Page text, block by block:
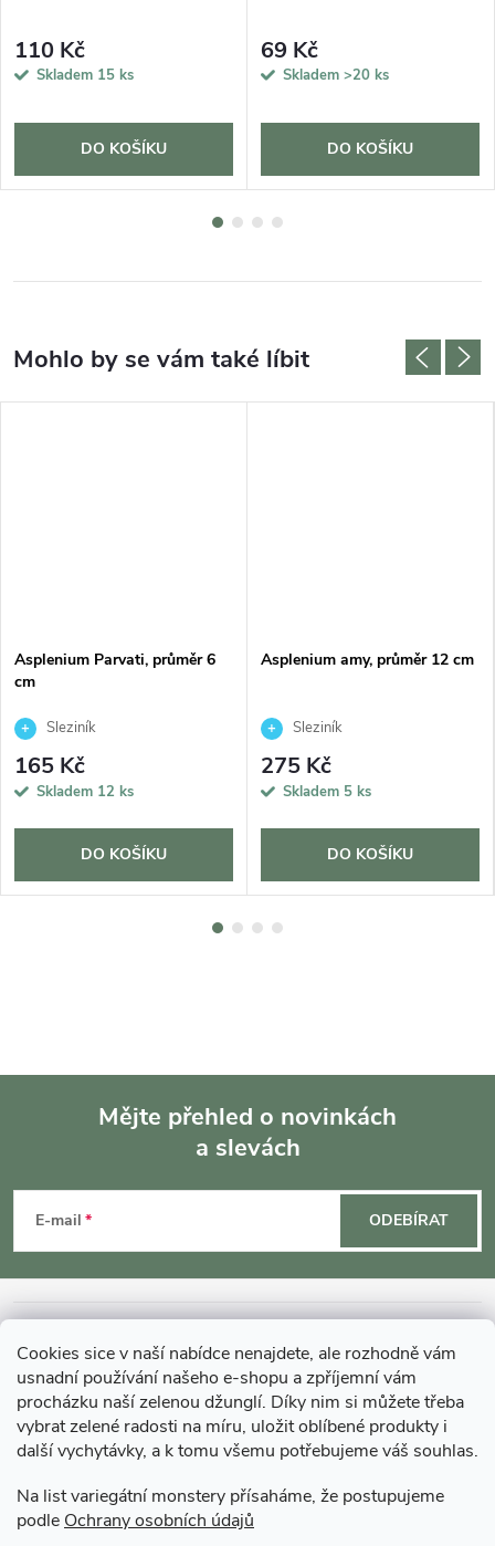
Cookies sice v naší nabídce nenajdete, ale rozhodně vám
usnadní používání našeho e-shopu a zpříjemní vám
procházku naší zelenou džunglí. Díky nim si můžete třeba
vybrat zelené radosti na míru, uložit oblíbené produkty i
další vychytávky, a k tomu všemu potřebujeme váš souhlas.
Na list variegátní monstery přísaháme, že postupujeme
podle Ochrany osobních údajů
110 Kč
Skladem 15 ks
DO KOŠÍKU
69 Kč
Skladem >20 ks
DO KOŠÍKU
Asplenium Parvati, průměr 6
cm
Sleziník
165 Kč
Skladem 12 ks
DO KOŠÍKU
Asplenium amy, průměr 12 cm
Sleziník
275 Kč
Skladem 5 ks
DO KOŠÍKU
p
a
Mějte přehled o novinkách
a slevách
E-mail ODEBÍRAT
MOHLO BY VÁS ZAJÍMAT
O GARDNERS
Gardners Design - Projekt, realizace a údržba zahrad a interiérů